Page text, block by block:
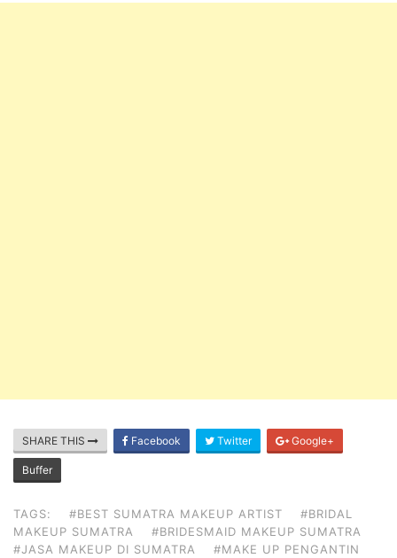
SHARE THIS Facebook Twitter Google+
Buffer
TAGS: #BEST SUMATRA MAKEUP ARTIST
#BRIDAL
MAKEUP SUMATRA
#BRIDESMAID MAKEUP SUMATRA
#JASA MAKEUP DI SUMATRA
#MAKE UP PENGANTIN